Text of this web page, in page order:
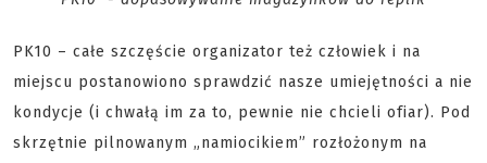
PK10 – całe szczęście organizator też człowiek i na
miejscu postanowiono sprawdzić nasze umiejętności a nie
kondycje (i chwałą im za to, pewnie nie chcieli ofiar). Pod
skrzętnie pilnowanym „namiocikiem” rozłożonym na